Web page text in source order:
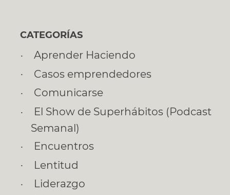
CATEGORÍAS
Aprender Haciendo
Casos emprendedores
Comunicarse
El Show de Superhábitos (Podcast
Semanal)
Encuentros
Lentitud
Liderazgo